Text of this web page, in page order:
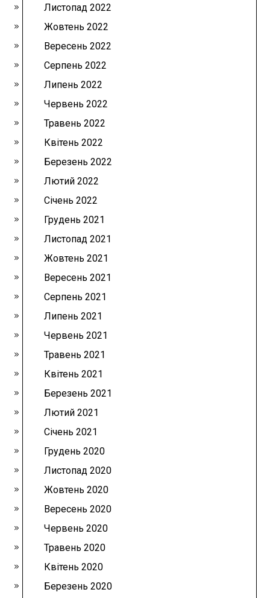
Листопад 2022
Жовтень 2022
Вересень 2022
Серпень 2022
Липень 2022
Червень 2022
Травень 2022
Квітень 2022
Березень 2022
Лютий 2022
Січень 2022
Грудень 2021
Листопад 2021
Жовтень 2021
Вересень 2021
Серпень 2021
Липень 2021
Червень 2021
Травень 2021
Квітень 2021
Березень 2021
Лютий 2021
Січень 2021
Грудень 2020
Листопад 2020
Жовтень 2020
Вересень 2020
Червень 2020
Травень 2020
Квітень 2020
Березень 2020